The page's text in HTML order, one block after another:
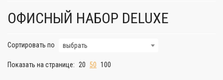
ОФИСНЫЙ НАБОР DELUXE
Сортировать по выбрать
Показать на странице: 20 50 100